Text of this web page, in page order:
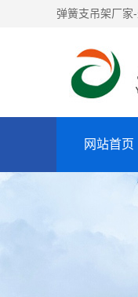
弹簧支吊架厂家
网站首页